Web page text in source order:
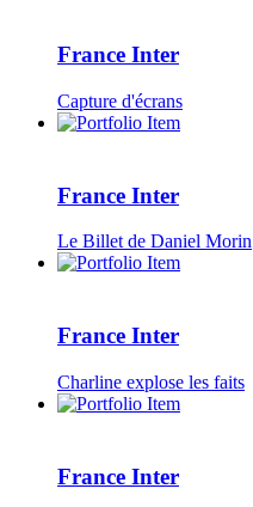
France Inter
Capture d'écrans
France Inter
Le Billet de Daniel Morin
France Inter
Charline explose les faits
France Inter